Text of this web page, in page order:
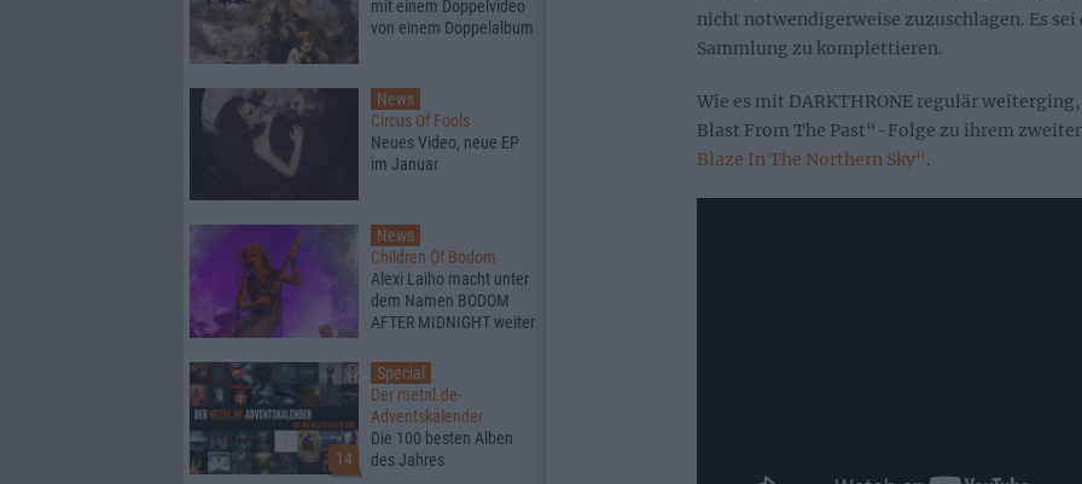
nicht notwendigerweise zuzuschlagen. Es sei
Sammlung zu komplettieren.
Wie es mit DARKTHRONE regulär
Blast From The Past“-Folge zu ihrem
Blaze In The Northern Sky“.
mit einem Doppelvideo
von einem Doppelalbum
News
Circus Of Fools
Neues Video, neue EP
im Januar
News
Children Of Bodom
Alexi Laiho macht unter
dem Namen BODOM
AFTER MIDNIGHT weiter
14
Special
Der metal.de-
Adventskalender
Die 100 besten Alben
des Jahres